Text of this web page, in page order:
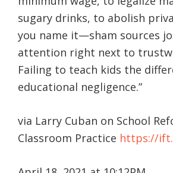
sugary drinks, to abolish
you name it—sham sources
attention right next to
Failing to teach kids the
educational negligence.”
via Larry Cuban on School
Classroom Practice https://